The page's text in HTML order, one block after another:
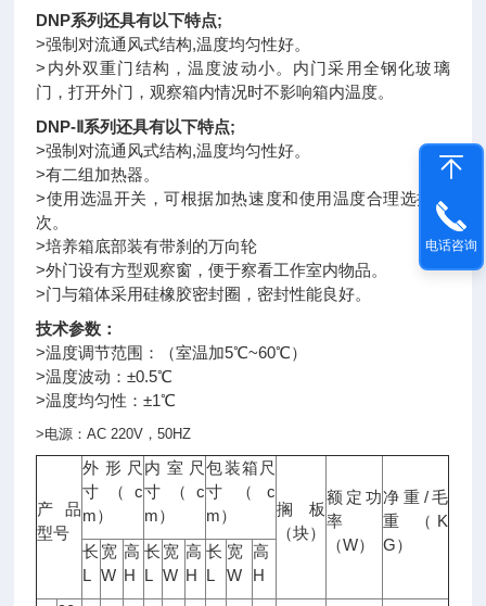
DNP系列还具有以下特点;
>强制对流通风式结构,温度均匀性好。
>内外双重门结构，温度波动小。内门采用全钢化玻璃
门，打开外门，观察箱内情况时不影响箱内温度。
DNP-Ⅱ系列还具有以下特点;
>强制对流通风式结构,温度均匀性好。
>有二组加热器。
>使用选温开关，可根据加热速度和使用温度合理选择档
次。
>培养箱底部装有带刹的万向轮
>外门设有方型观察窗，便于察看工作室内物品。
>门与箱体采用硅橡胶密封圈，密封性能良好。
技术参数：
>温度调节范围：（室温加5℃~60℃）
>温度波动：±0.5℃
>温度均匀性：±1℃
>电源：AC 220V ，50HZ
产品
型号
外形尺
寸（c
m）
内室尺
寸（c
m）
包装箱尺
寸（c
m）
搁板
（块）
额定功
率
（W）
净重 /毛
重
（ K
G）
长
L
宽
W
高
H
长
L
宽
W
高
H
长
L
宽
W
高
H
电话咨询